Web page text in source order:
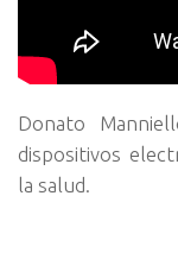
Donato
dispositivos
la salud.